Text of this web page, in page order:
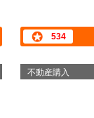
534
不動産購入